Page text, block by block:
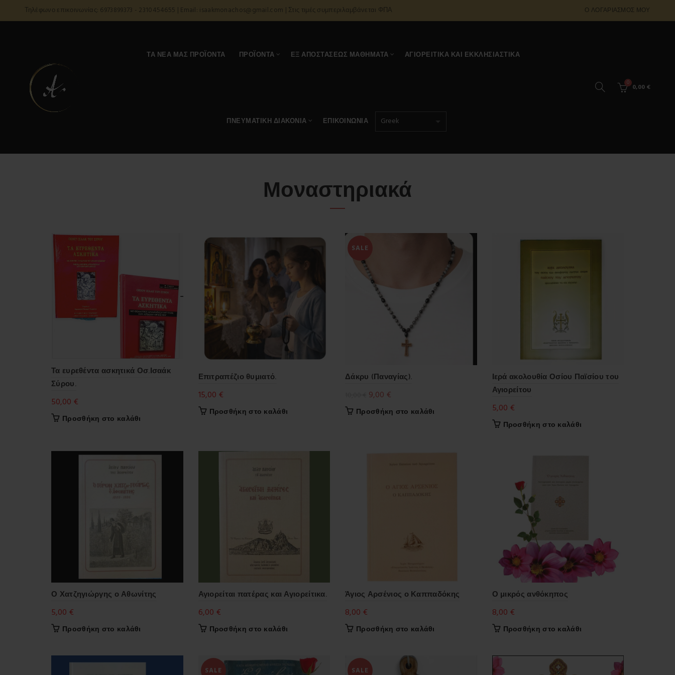
Τηλέφωνο επικοινωνίας: 6973899373 - 2310454655 | Email: isaakmonachos@gmail.com | Στις τιμές συμπεριλαμβάνεται ΦΠΑ Ο ΛΟΓΑΡΙΑΣΜΌΣ ΜΟΥ
ΤΑ ΝΈΑ ΜΑΣ ΠΡΟΪΌΝΤΑ ΠΡΟΪΌΝΤΑ ΕΞ ΑΠΟΣΤΆΣΕΩΣ ΜΑΘΉΜΑΤΑ ΑΓΙΟΡΕΊΤΙΚΑ ΚΑΙ ΕΚΚΛΗΣΙΑΣΤΙΚΆ
ΠΝΕΥΜΑΤΙΚΉ ΔΙΑΚΟΝΊΑ ΕΠΙΚΟΙΝΩΝΊΑ
0 0,00 €
Μοναστηριακά
Τα ευρεθέντα ασκητικά Οσ.Ισαάκ
Σύρου.
50,00 €
Προσθήκη στο καλάθι
Επιτραπέζιο θυμιατό.
15,00 €
Προσθήκη στο καλάθι
SALE
Δάκρυ (Παναγίας).
Original
price
was:
9,00 €
τρέχουσα
τιμή
Προσθήκη στο καλάθι
Ιερά ακολουθία Οσίου Παϊσίου του
Αγιορείτου
5,00 €
Προσθήκη στο καλάθι
Ο Χατζηγιώργης ο Αθωνίτης
5,00 €
Προσθήκη στο καλάθι
Αγιορείται πατέρας και Αγιορείτικα.
6,00 €
Προσθήκη στο καλάθι
Άγιος Αρσένιος ο Καππαδόκης
8,00 €
Προσθήκη στο καλάθι
Ο μικρός ανθόκηπος
8,00 €
Προσθήκη στο καλάθι
SALE SALE